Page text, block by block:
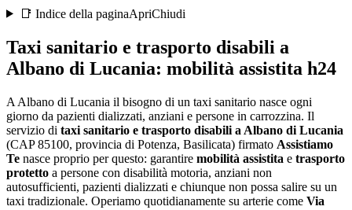
📑 Indice della paginaApriChiudi
Taxi sanitario e trasporto disabili a
Albano di Lucania: mobilità assistita h24
A Albano di Lucania il bisogno di un taxi sanitario nasce ogni
giorno da pazienti dializzati, anziani e persone in carrozzina. Il
servizio di taxi sanitario e trasporto disabili a Albano di Lucania
(CAP85100, provincia di Potenza, Basilicata) firmato Assistiamo
Te nasce proprio per questo: garantire mobilità assistita e trasporto
protetto a persone con disabilità motoria, anziani non
autosufficienti, pazienti dializzati e chiunque non possa salire su un
taxi tradizionale. Operiamo quotidianamente su arterie come Via